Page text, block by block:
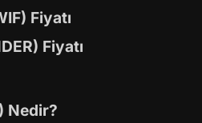
Fiyatı
Fiyatı
Nedir?